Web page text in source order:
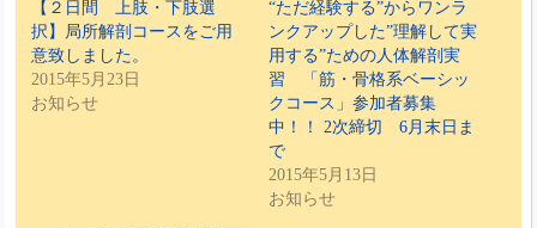
【２日間 上肢・下肢選
択】局所解剖コースをご用
意致しました。
2015年5月23日
お知らせ
“ただ経験する”からワンラ
ンクアップした”理解して実
用する”ための人体解剖実
習 「筋・骨格系ベーシッ
クコース」参加者募集
中！！ 2次締切 6月末日ま
で
2015年5月13日
お知らせ